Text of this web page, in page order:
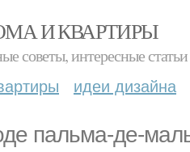
И КВАРТИРЫ
советы, интересные статьи
идеи дизайна
пальма-де-